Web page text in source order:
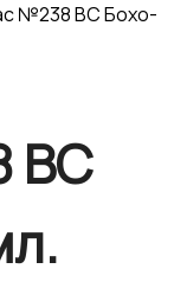
№238 BC Бохо-
BC